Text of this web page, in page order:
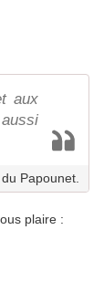
aux
Papounet.
plaire :